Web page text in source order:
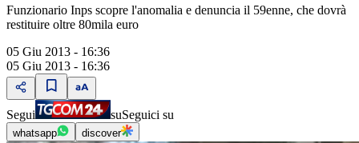
Funzionario Inps scopre l'anomalia e denuncia il 59enne, che dovrà
restituire oltre 80mila euro
05 Giu 2013 - 16:36
05 Giu 2013 - 16:36
Segui suSeguici su
whatsapp discover